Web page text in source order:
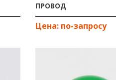
ПРОВОД